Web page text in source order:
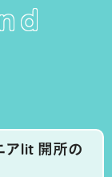
アlit 開所の